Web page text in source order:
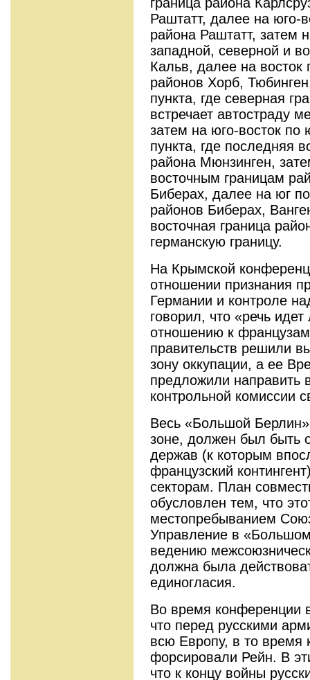
Раштатт, далее на юго-
района Раштатт, затем
западной, северной и
Кальв, далее на
районов Хорб,
пункта, где северная
встречает автостраду
затем на юго-восток
пункта, где последняя
района Мюнзинген,
восточным границам
Биберах, далее на юг
районов Биберах,
восточная граница
германскую границу.
На Крымской
отношении признания
Германии и контроле
говорил, что «речь
отношению к
правительств решили
зону оккупации, а ее
предложили направить
контрольной комиссии
Весь «Большой
зоне, должен был быть
держав (к которым
французский
секторам. План
обусловлен тем, что
местопребыванием
Управление в
ведению
должна была
единогласия.
Во время конференции
что перед русскими
всю Европу, в то время
форсировали Рейн. В
что к концу войны